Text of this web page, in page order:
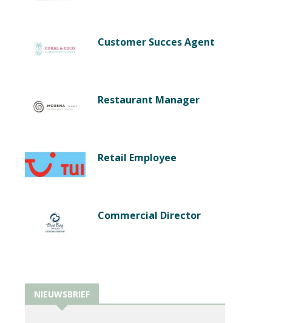
Customer Succes Agent
Restaurant Manager
Retail Employee
Commercial Director
NIEUWSBRIEF